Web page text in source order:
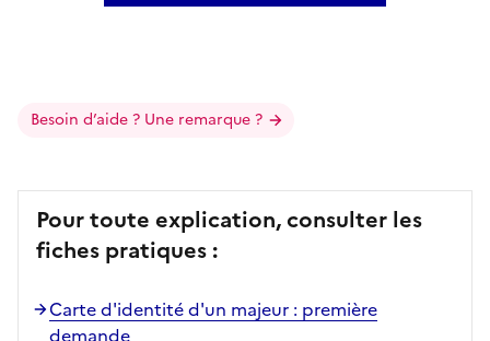
Besoin d’aide ? Une remarque ?
Pour toute explication, consulter les
fiches pratiques :
Carte d'identité d'un majeur : première
demande